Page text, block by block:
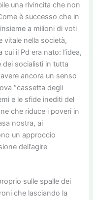
una rivincita che non
è successo che in
a milioni di voti
vitale nella società,
il Pd era nato: l’idea,
dei socialisti in tutta
ancora un senso
“cassetta degli
e le sfide inediti del
che riduce i poveri in
nostra, ai
un approccio
dell’agire
sulle spalle dei
che lasciando la